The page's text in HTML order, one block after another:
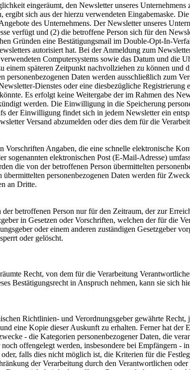
eingeräumt, den Newsletter unseres Unternehmens
sich aus der hierzu verwendeten Eingabemaske.
des Unternehmens. Der Newsletter unseres
verfügt und (2) die betroffene Person sich für den
Gründen eine Bestätigungsmail im Double-Opt-In-
autorisiert hat. Bei der Anmeldung zum
Computersystems sowie das Datum und die
späteren Zeitpunkt nachvollziehen zu können und
Daten werden ausschließlich zum
Dienstes oder eine diesbezügliche
Es erfolgt keine Weitergabe der im Rahmen des
werden. Die Einwilligung in die Speicherung
der Einwilligung findet sich in jedem Newsletter ein
Versand abzumelden oder dies dem für die
Angaben, die eine schnelle elektronische
elektronischen Post (E-Mail-Adresse)
die von der betroffenen Person übermittelten
personenbezogenen Daten werden für
an Dritte.
betroffenen Person nur für den Zeitraum, der zur
in Gesetzen oder Vorschriften, welchen der für die
oder einem anderen zuständigen Gesetzgeber
oder gelöscht.
Recht, von dem für die Verarbeitung
Bestätigungsrecht in Anspruch nehmen, kann sie sich
Richtlinien- und Verordnungsgeber gewährte
eine Kopie dieser Auskunft zu erhalten. Ferner hat
- die Kategorien personenbezogener Daten, die
offengelegt werden, insbesondere bei Empfängern -
falls dies nicht möglich ist, die Kriterien für die
der Verarbeitung durch den Verantwortlichen